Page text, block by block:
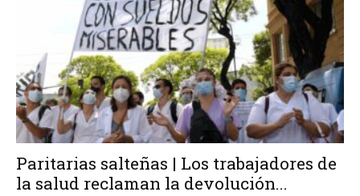
Paritarias salteñas | Los trabajadores de
la salud reclaman la devolución...